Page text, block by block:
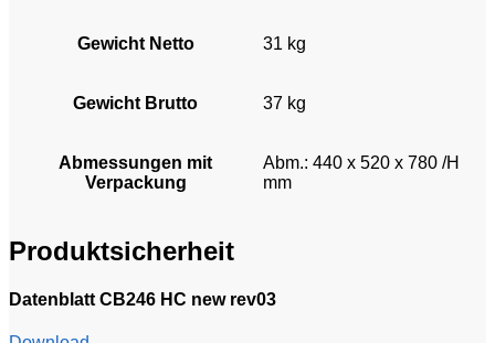
Gewicht Netto 31 kg
Gewicht Brutto 37 kg
Abmessungen mit
Verpackung
Abm.: 440 x 520 x 780 /H
mm
Produktsicherheit
Datenblatt CB246 HC new rev03